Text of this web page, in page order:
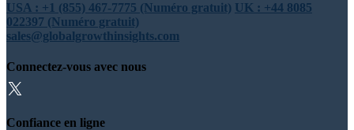
USA : +1 (855) 467-7775 (Numéro gratuit) UK : +44 8085
022397 (Numéro gratuit)
sales@globalgrowthinsights.com
Connectez-vous avec nous
Confiance en ligne